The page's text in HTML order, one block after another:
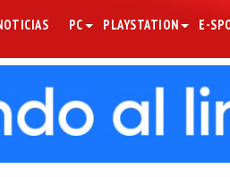
PC PLAYSTATION E-